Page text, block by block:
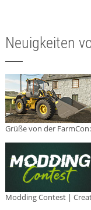
Neuigkeiten
Grüße von der
Modding Contest |